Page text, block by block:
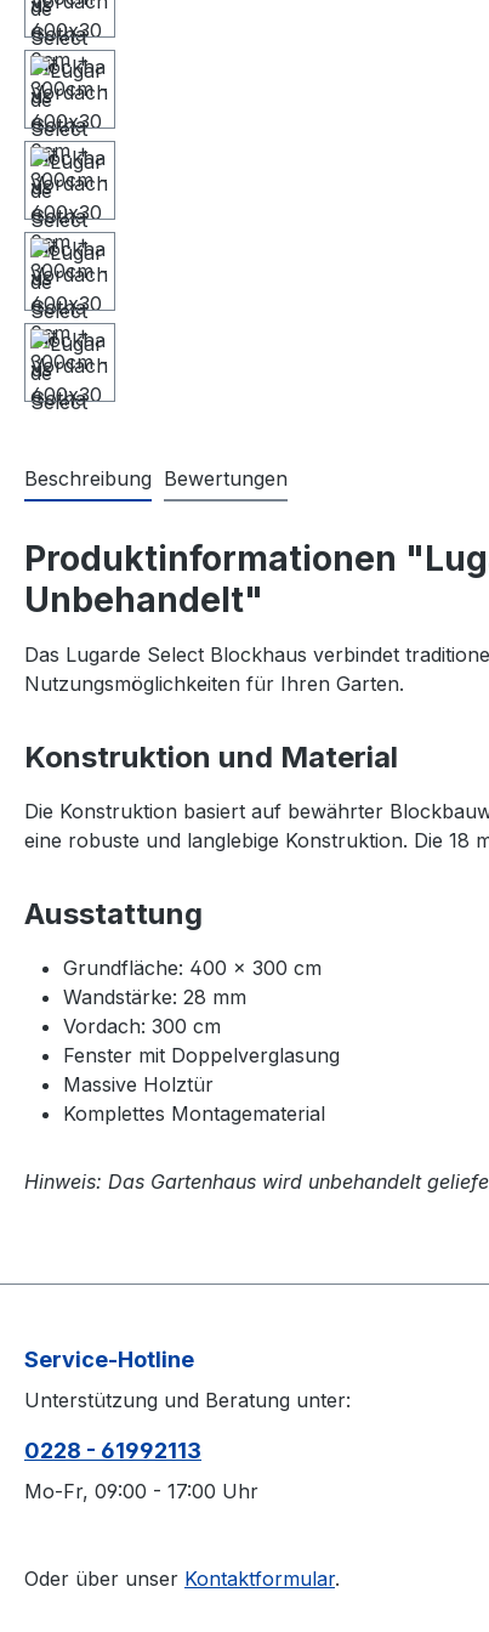
Beschreibung Bewertungen
Produktinformationen
Unbehandelt"
Das Lugarde Select Blockhaus verbindet
Nutzungsmöglichkeiten für Ihren Garten.
Konstruktion und Material
Die Konstruktion basiert auf bewährter
eine robuste und langlebige Konstruktion. Die 18
Ausstattung
Grundfläche: 400 × 300 cm
Wandstärke: 28 mm
Vordach: 300 cm
Fenster mit Doppelverglasung
Massive Holztür
Komplettes Montagematerial
Hinweis: Das Gartenhaus wird unbehandelt
Service-Hotline
Unterstützung und Beratung unter:
0228 - 61992113
Mo-Fr, 09:00 - 17:00 Uhr
Oder über unser Kontaktformular.